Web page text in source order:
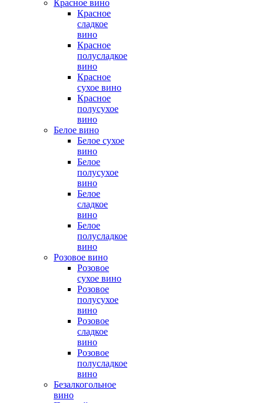
Красное вино
Красное
сладкое
вино
Красное
полусладкое
вино
Красное
сухое вино
Красное
полусухое
вино
Белое вино
Белое сухое
вино
Белое
полусухое
вино
Белое
сладкое
вино
Белое
полусладкое
вино
Розовое вино
Розовое
сухое вино
Розовое
полусухое
вино
Розовое
сладкое
вино
Розовое
полусладкое
вино
Безалкогольное
вино